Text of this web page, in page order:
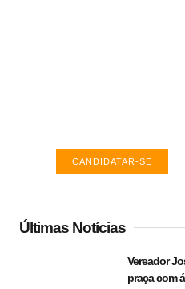
CANDIDATAR-SE
Últimas Notícias
Vereador
praça com